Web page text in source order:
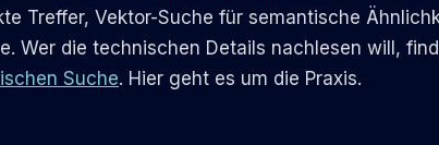
Treffer, Vektor-Suche für semantische
Wer die technischen Details nachlesen will,
Suche. Hier geht es um die Praxis.